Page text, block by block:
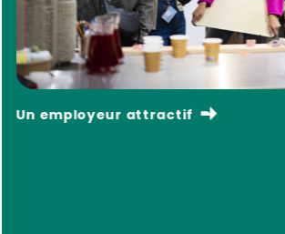
Un employeur attractif